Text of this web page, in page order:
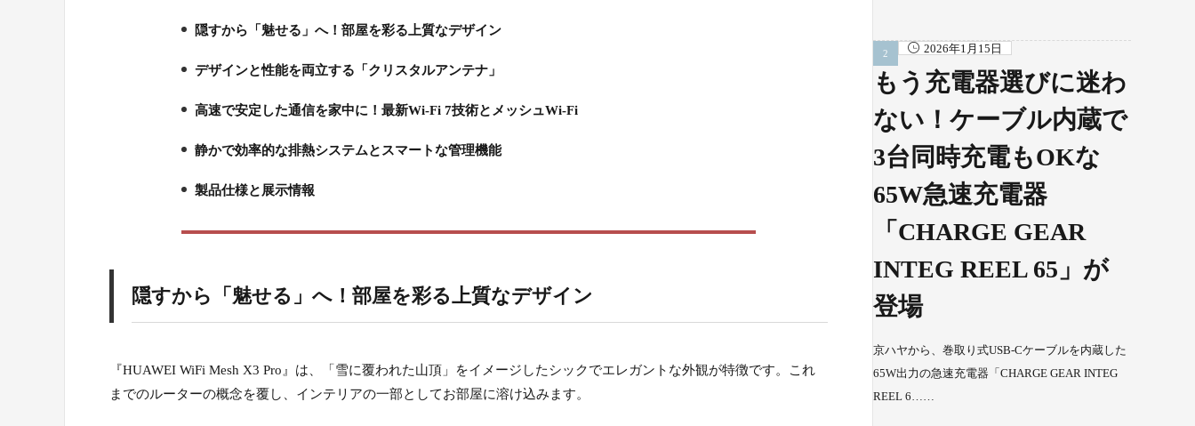
1.
隠すから「魅せる」へ！部屋を彩る上質なデザイン
2.
デザインと性能を両立する「クリスタルアンテナ」
3.
高速で安定した通信を家中に！最新Wi-Fi 7技術とメッシュWi-Fi
4.
静かで効率的な排熱システムとスマートな管理機能
5.
製品仕様と展示情報
隠すから「魅せる」へ！部屋を彩る上質なデザイン
『HUAWEI WiFi Mesh X3 Pro』は、「雪に覆われた山頂」をイメージしたシックでエレガントな外観が特徴です。これ
までのルーターの概念を覆し、インテリアの一部としてお部屋に溶け込みます。
2026年1月15日
もう充電器選びに迷わ
ない！ケーブル内蔵で
3台同時充電もOKな
65W急速充電器
「CHARGE GEAR
INTEG REEL 65」が
登場
京ハヤから、巻取り式USB-Cケーブルを内蔵した
65W出力の急速充電器「CHARGE GEAR INTEG
REEL 6……